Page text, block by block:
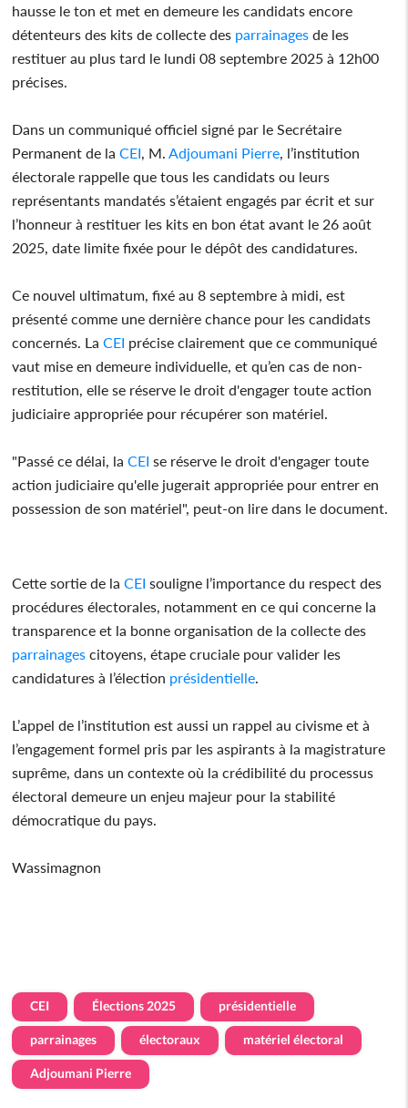
hausse le ton et met en demeure les candidats encore
détenteurs des kits de collecte des parrainages de les
restituer au plus tard le lundi 08 septembre 2025 à 12h00
précises.
Dans un communiqué officiel signé par le Secrétaire
Permanent de laCEI , M. Adjoumani Pierre , l’institution
électorale rappelle que tous les candidats ou leurs
représentants mandatés s’étaient engagés par écrit et sur
l’honneur à restituer les kits en bon état avant le 26 août
2025, date limite fixée pour le dépôt des candidatures.
Ce nouvel ultimatum, fixé au 8 septembre à midi, est
présenté comme une dernière chance pour les candidats
concernés. LaCEI précise clairement que ce communiqué
vaut mise en demeure individuelle, et qu’en cas de non-
restitution, elle se réserve le droit d'engager toute action
judiciaire appropriée pour récupérer son matériel.
"Passé ce délai, laCEI se réserve le droit d'engager toute
action judiciaire qu'elle jugerait appropriée pour entrer en
possession de son matériel", peut-on lire dans le document.
Cette sortie de laCEI souligne l’importance du respect des
procédures électorales, notamment en ce qui concerne la
transparence et la bonne organisation de la collecte des
parrainages citoyens, étape cruciale pour valider les
candidatures à l’élection présidentielle
L’appel de l’institution est aussi un rappel au civisme et à
l’engagement formel pris par les aspirants à la magistrature
suprême, dans un contexte où la crédibilité du processus
électoral demeure un enjeu majeur pour la stabilité
démocratique du pays.
Wassimagnon
CEI Élections 2025 présidentielle
parrainages électoraux matériel électoral
Adjoumani Pierre